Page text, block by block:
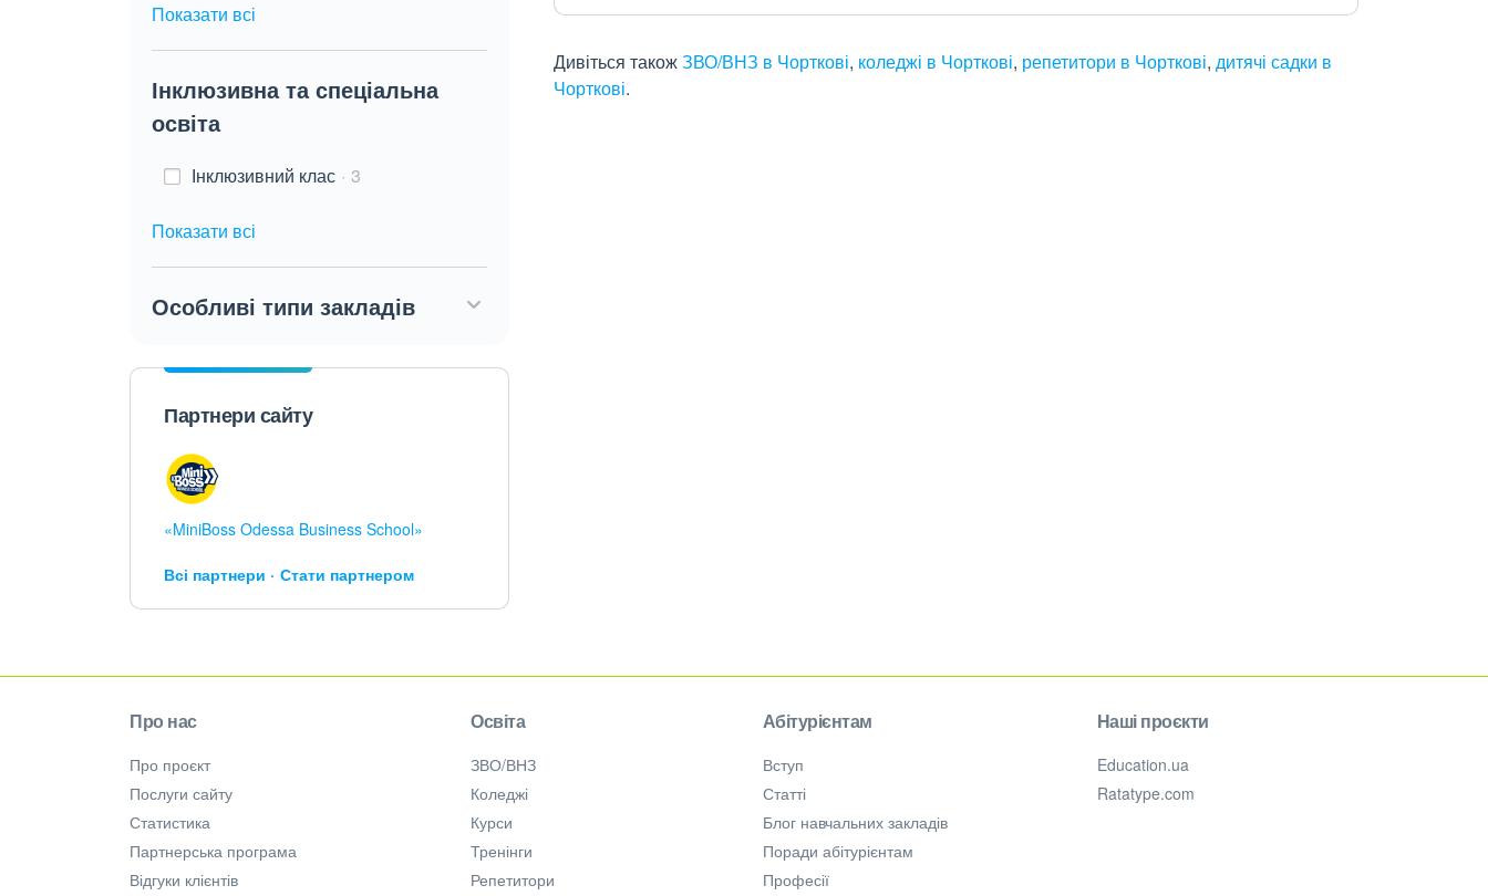
Показати всі
Інклюзивна та спеціальна
освіта
Інклюзивний клас 3
Показати всі
Особливі типи закладів
Партнери сайту
«MiniBoss Odessa Business School»
Всі партнери Стати партнером
Дивіться такожЗВО/ВНЗ в Чорткові, коледжі в Чорткові, репетитори в Чорткові,дитячі садки в
Чорткові.
Про нас
Про проєкт
Послуги сайту
Статистика
Партнерська програма
Відгуки клієнтів
Освіта
ЗВО/ВНЗ
Коледжі
Курси
Тренінги
Репетитори
Абітурієнтам
Вступ
Статті
Блог навчальних закладів
Поради абітурієнтам
Професії
Наші проєкти
Education.ua
Ratatype.com